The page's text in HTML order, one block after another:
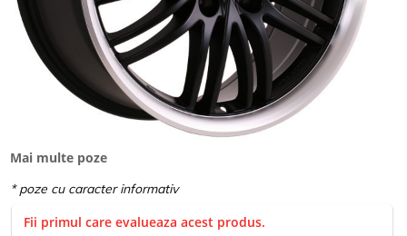
Mai multe poze
Fii primul care evalueaza acest produs.